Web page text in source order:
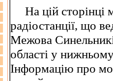
На цій сторінці
радіостанції, що
Межова
області у
Інформацію про